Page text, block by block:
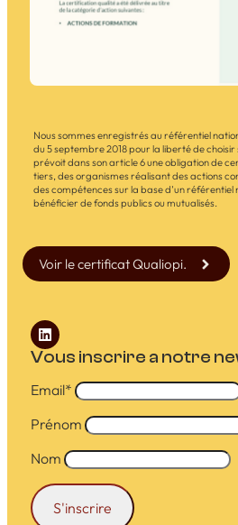
Nous sommes enregistrés au référentiel
du 5 septembre 2018 pour la liberté de
prévoit dans son article 6 une obligation de
tiers, des organismes réalisant des actions
des compétences sur la base d’un référentiel
bénéficier de fonds publics ou mutualisés.
Voir le certificat Qualiopi.
Vous inscrire a notre
Email*
Prénom
Nom